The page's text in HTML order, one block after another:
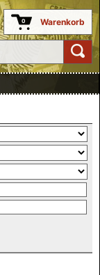
0 Warenkorb